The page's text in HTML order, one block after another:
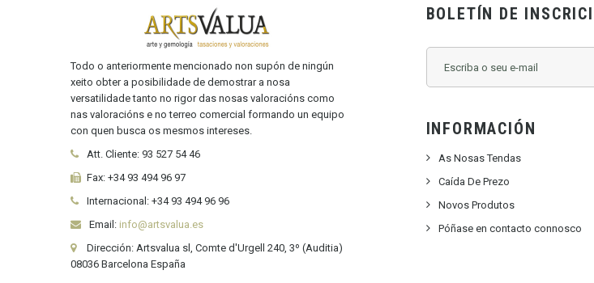
Todo o anteriormente mencionado non supón de ningún
xeito obter a posibilidade de demostrar a nosa
versatilidade tanto no rigor das nosas valoracións como
nas valoracións e no terreo comercial formando un equipo
con quen busca os mesmos intereses.
Att. Cliente: 93 527 54 46
Fax: +34 93 494 96 97
Internacional: +34 93 494 96 96
Email: info@artsvalua.es
Dirección: Artsvalua sl, Comte d'Urgell 240, 3º (Auditia)
08036 Barcelona España
BOLETÍN DE
INFORMACIÓN
As Nosas Tendas
Caída De Prezo
Novos Produtos
Póñase en contacto connosco